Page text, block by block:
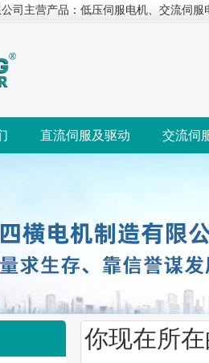
司主营产品：低压伺服电机、交流伺
直流伺服及驱动 交流伺
你现在所